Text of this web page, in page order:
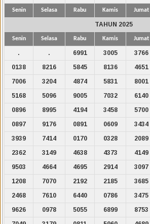
Senin Selasa Rabu Kamis Jumat
TAHUN 2025
Senin Selasa Rabu Kamis Jumat
. . 6991 3005 3766
0138
8216 5845 8136 4651
7006
3204 4874 5831 8001
5168
5096 9005 7032 6140
0896
8995 4194 3458 5700
0897
9176 0891 0609 3434
3939
7414 0170 0328 2089
2362
3149 4638 4373 4149
9503
4664 4695 2914 3097
1208
7070 2192 2185 3685
2468
7610 6440 0786 3475
9626
0978 5055 6899 8753